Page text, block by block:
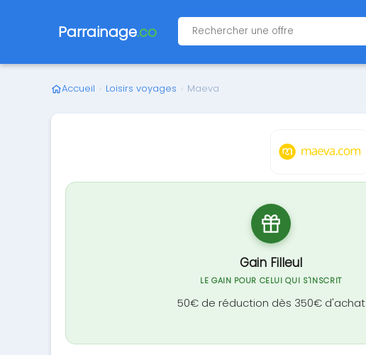
Parrainage.co
Accueil › Loisirs voyages › Maeva
Gain Filleul
LE GAIN POUR CELUI QUI S'INSCRIT
50€ de réduction dès 350€ d'achat